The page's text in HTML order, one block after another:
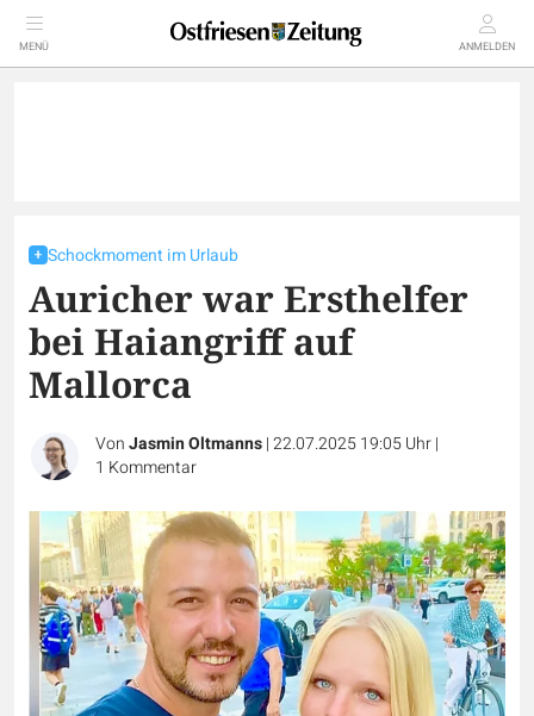
MENÜ ANMELDEN
Schockmoment im Urlaub
Auricher war Ersthelfer
bei Haiangriff auf
Mallorca
VonJasmin Oltmanns|22.07.2025 19:05 Uhr|
1 Kommentar